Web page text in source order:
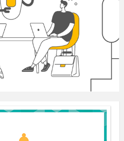
кладуть, бо тяжко їй
приходить танцювати на
до печі не лізли
- "на коровай, так як у нас
вівса, як ся віддає". "Аби
бо вона їде в місто,
хлібиною.